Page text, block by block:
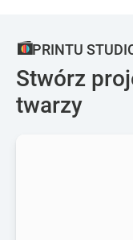
PRINTU
Stwórz
twarzy